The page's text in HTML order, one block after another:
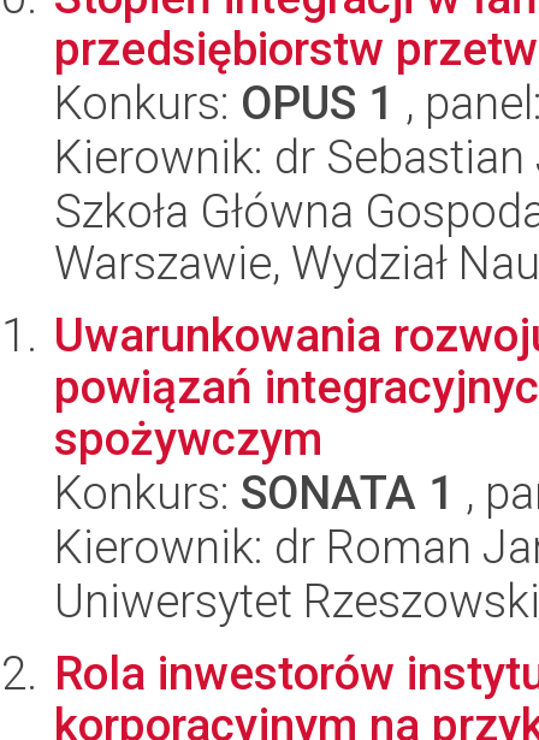
przedsiębiorstw
Konkurs: OPUS 1 ,
Kierownik: dr
Szkoła Główna
Warszawie, Wydział
Uwarunkowania
powiązań
spożywczym
Konkurs: SONATA 1 ,
Kierownik: dr Roman
Uniwersytet
Rola inwestorów
korporacyjnym na